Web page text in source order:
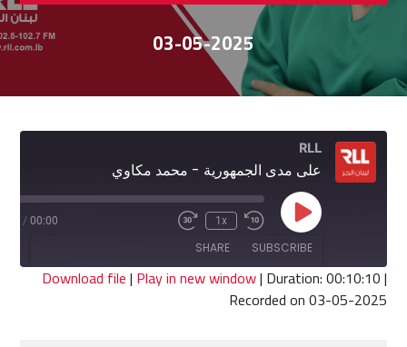
03-05-2025
RLL
على مدى الجمهورية - محمد مكاوي
Play
Episode
Rewind
10
Seconds
1x
Fast
seconds
00:00
/
SUBSCRIBE
SHARE
SHARE
Download file| Play in new window| Duration: 00:10:10|
Recorded on 03-05-2025